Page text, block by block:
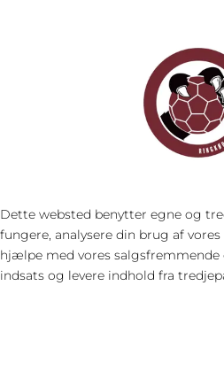
SIDSTE
Dette websted benytter egne og
fungere, analysere din brug af
hjælpe med vores
indsats og levere indhold fra